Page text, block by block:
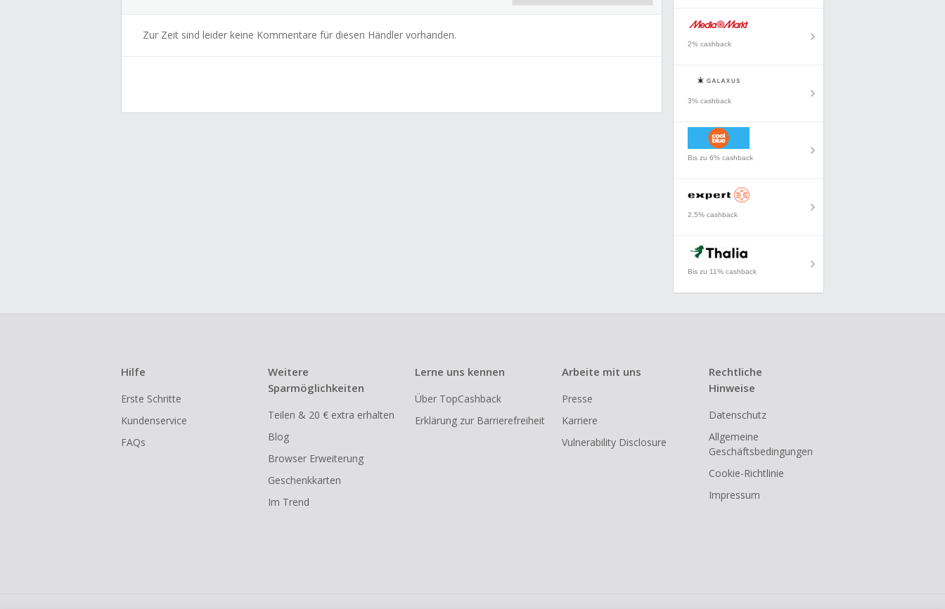
Zur Zeit sind leider keine Kommentare für diesen Händler vorhanden.
2% cashback
3% cashback
Bis zu 6% cashback
2,5% cashback
Bis zu 11% cashback
Hilfe
Erste Schritte
Kundenservice
FAQs
Weitere
Sparmöglichkeiten
Teilen & 20 € extra erhalten
Blog
Browser Erweiterung
Geschenkkarten
Im Trend
Lerne uns kennen
Über TopCashback
Erklärung zur Barrierefreiheit
Arbeite mit uns
Presse
Karriere
Vulnerability Disclosure
Rechtliche
Hinweise
Datenschutz
Allgemeine
Geschäftsbedingungen
Cookie-Richtlinie
Impressum